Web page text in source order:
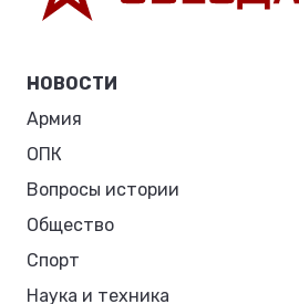
НОВОСТИ
Армия
ОПК
Вопросы истории
Общество
Спорт
Наука и техника